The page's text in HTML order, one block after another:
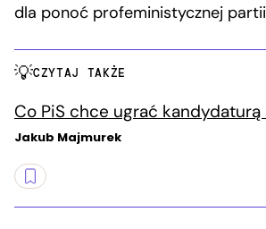
dla ponoć profeministycznej
CZYTAJ TAKŻE
Co PiS chce ugrać
Jakub Majmurek